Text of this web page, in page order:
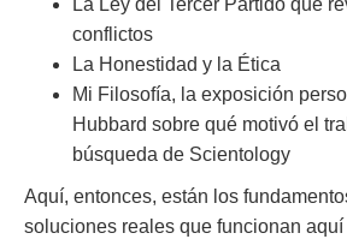
La Ley del Tercer Partido que
conflictos
La Honestidad y la Ética
Mi Filosofía, la exposición
Hubbard sobre qué motivó el
búsqueda de Scientology
Aquí, entonces, están los
soluciones reales que funcionan